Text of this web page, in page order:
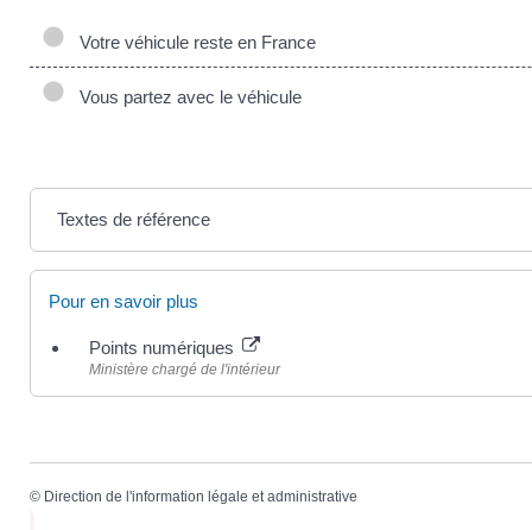
Votre véhicule reste en France
Vous partez avec le véhicule
Textes de référence
Pour en savoir plus
Points numériques
Ministère chargé de l'intérieur
© Direction de l'information légale et administrative